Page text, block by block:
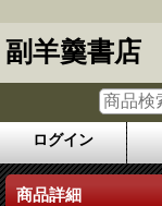
副羊羹書店
ログイン
商品詳細